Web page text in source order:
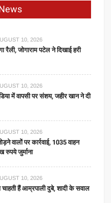
10, 2026
रैली, जोगाराम पटेल ने दिखाई हरी
10, 2026
में वापसी पर संशय, जहीर खान ने दी
10, 2026
वालों पर कार्रवाई, 1035 वाहन
जुर्माना
10, 2026
हैं आम्रपाली दुबे, शादी के सवाल